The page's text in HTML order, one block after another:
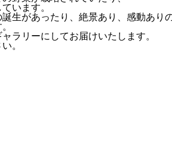
います。
生があったり、絶景あり、感動あり
ラリーにしてお届けいたします。
。